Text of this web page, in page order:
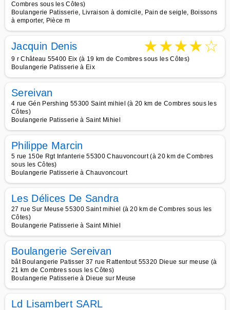
Combres sous les Côtes)
Boulangerie Patisserie, Livraison à domicile, Pain de seigle, Boissons
à emporter, Pièce m
Jacquin Denis ★★★★☆
9 r Château 55400 Eix (à 19 km de Combres sous les Côtes)
Boulangerie Patisserie à Eix
Sereivan
4 rue Gén Pershing 55300 Saint mihiel (à 20 km de Combres sous les
Côtes)
Boulangerie Patisserie à Saint Mihiel
Philippe Marcin
5 rue 150e Rgt Infanterie 55300 Chauvoncourt (à 20 km de Combres
sous les Côtes)
Boulangerie Patisserie à Chauvoncourt
Les Délices De Sandra
27 rue Sur Meuse 55300 Saint mihiel (à 20 km de Combres sous les
Côtes)
Boulangerie Patisserie à Saint Mihiel
Boulangerie Sereivan
bât Boulangerie Patisser 37 rue Rattentout 55320 Dieue sur meuse (à
21 km de Combres sous les Côtes)
Boulangerie Patisserie à Dieue sur Meuse
Ld Lisambert SARL